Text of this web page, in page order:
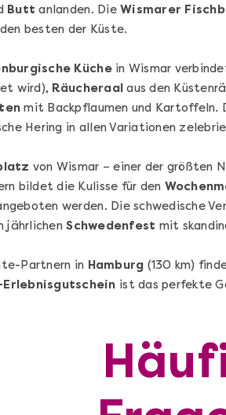
für Zuhause –
Kurs
Österreich
Die
Vom
Sugo:
Butt anlanden. DieWismarer
besten der Küste.
Küchein Wismar
wird), Räucheraal aus den
mit Backpflaumen und Kartoffeln.
Hering in allen Variationen
von Wismar – einer der größten
bildet die Kulisse für den
werden. Die schwedische
jährlichenSchwedenfest mit
Partnern in Hamburg (130 km)
ist das perfekte